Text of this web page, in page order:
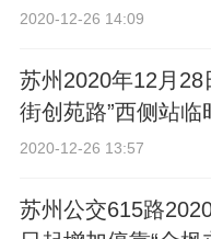
2020-12-26 14:09
苏州2020年12月28
街创苑路”西侧站临
2020-12-26 13:57
苏州公交615路